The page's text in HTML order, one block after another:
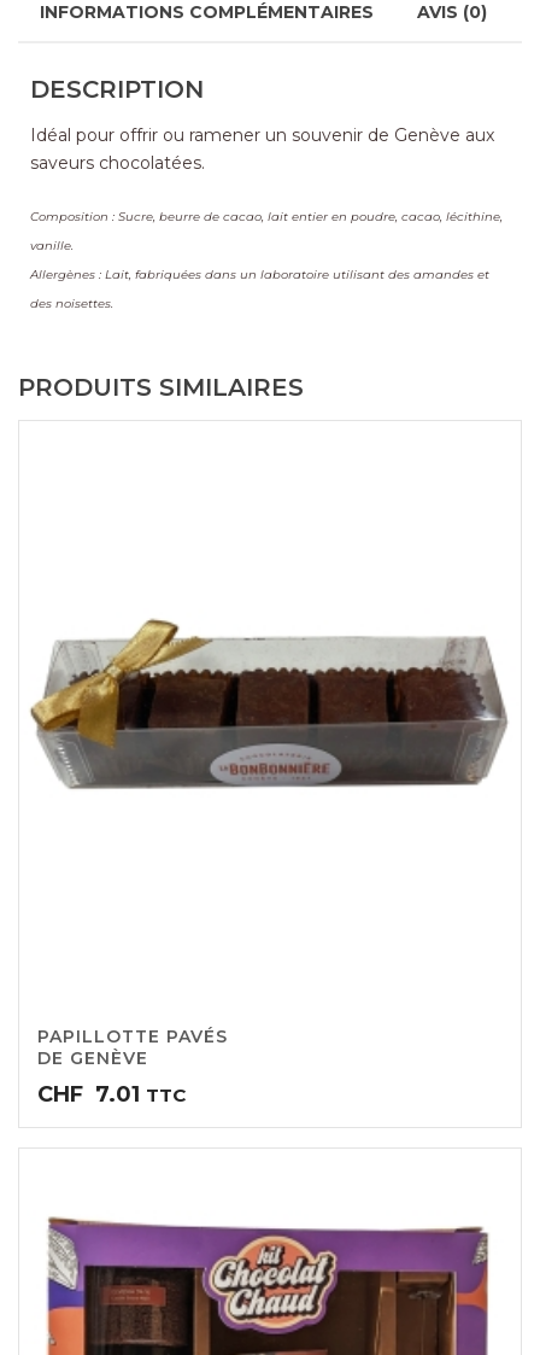
INFORMATIONS COMPLÉMENTAIRES AVIS (0)
DESCRIPTION
Idéal pour offrir ou ramener un souvenir de Genève aux
saveurs chocolatées.
Composition : Sucre, beurre de cacao, lait entier en poudre, cacao, lécithine,
vanille.
Allergènes : Lait, fabriquées dans un laboratoire utilisant des amandes et
des noisettes.
PRODUITS SIMILAIRES
PAPILLOTTE PAVÉS
DE GENÈVE
CHF 7.01 TTC